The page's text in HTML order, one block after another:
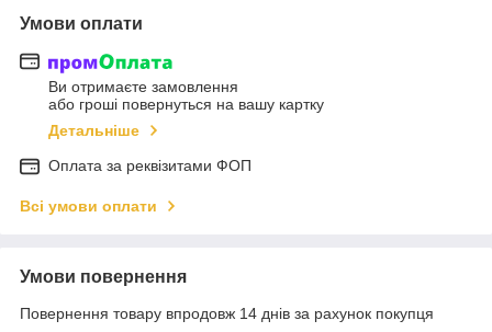
Умови оплати
Ви отримаєте замовлення
або гроші повернуться на вашу картку
Детальніше
Оплата за реквізитами ФОП
Всі умови оплати
Умови повернення
Повернення товару впродовж 14 днів за рахунок покупця